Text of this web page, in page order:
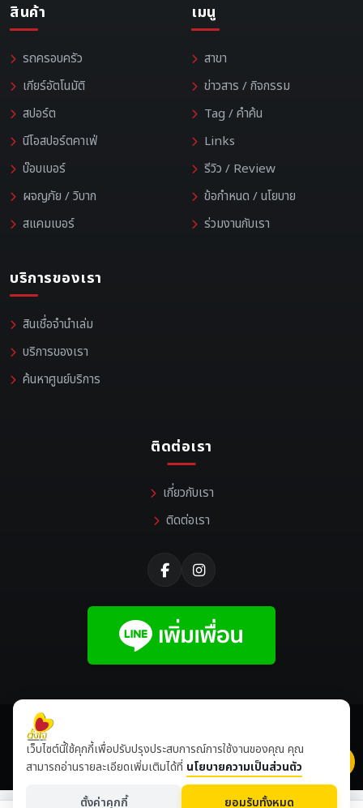
สินค้า
รถครอบครัว
เกียร์อัตโนมัติ
สปอร์ต
นีโอสปอร์ตคาเฟ่
บ๊อบเบอร์
ผจญภัย / วิบาก
สแคมเบอร์
เมนู
สาขา
ข่าวสาร / กิจกรรม
Tag / คำค้น
Links
รีวิว / Review
ข้อกำหนด / นโยบาย
ร่วมงานกับเรา
บริการของเรา
สินเชื่อจำนำเล่ม
บริการของเรา
ค้นหาศูนย์บริการ
ติดต่อเรา
เกี่ยวกับเรา
ติดต่อเรา
เข้าชมเดือนนี้ 8,502,406 ปีนี้ 8,639,049
เว็บไซต์นี้ใช้คุกกี้เพื่อปรับปรุงประสบการณ์การใช้งานของคุณ คุณ
สามารถอ่านรายละเอียดเพิ่มเติมได้ที่ นโยบายความเป็นส่วนตัว
ตั้งค่าคุกกี้ ยอมรับทั้งหมด